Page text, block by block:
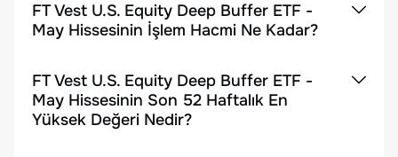
FT Vest U.S. Equity Deep Buffer ETF -
May Hissesinin İşlem Hacmi Ne Kadar?
FT Vest U.S. Equity Deep Buffer ETF -
May Hissesinin Son 52 Haftalık En
Yüksek Değeri Nedir?